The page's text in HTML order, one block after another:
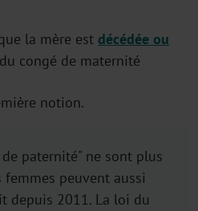
la mère est décédée ou
congé de maternité
notion.
paternité" ne sont plus
peuvent aussi
depuis 2011. La loi du